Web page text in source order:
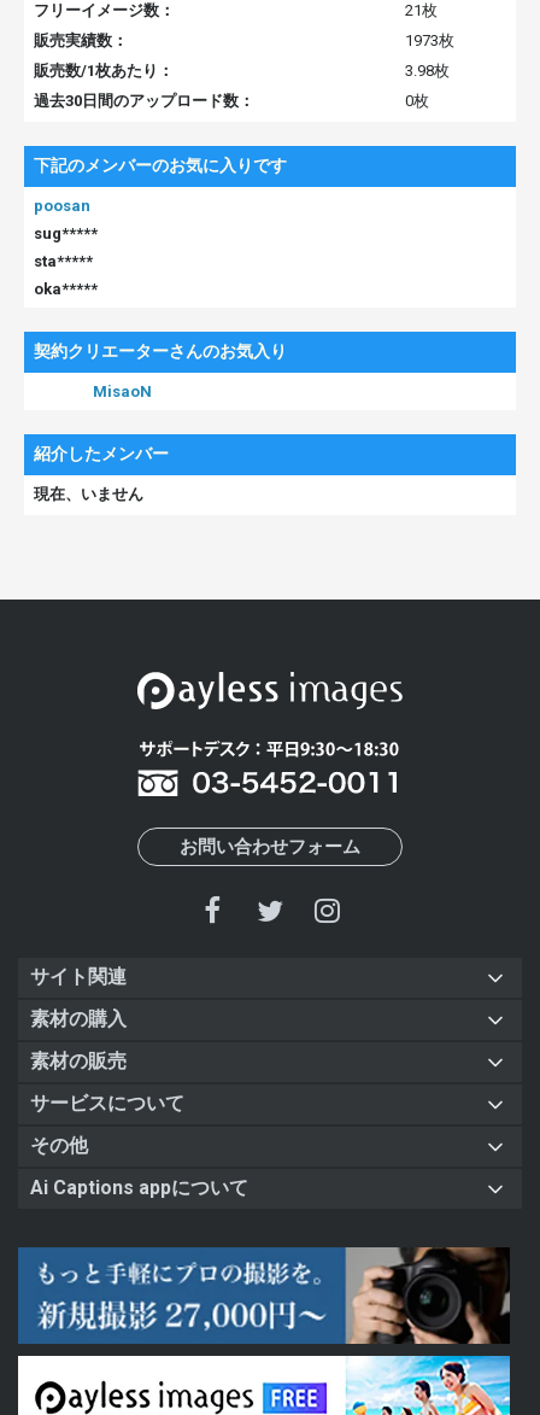
フリーイメージ数：
21枚
販売実績数：
1973枚
販売数/1枚あたり：
3.98枚
過去30日間のアップロード数：
0枚
下記のメンバーのお気に入りです
poosan
sug*****
sta*****
oka*****
契約クリエーターさんのお気入り
MisaoN
紹介したメンバー
現在、いません
お問い合わせフォーム
サイト関連
素材の購入
素材の販売
サービスについて
その他
Ai Captions appについて